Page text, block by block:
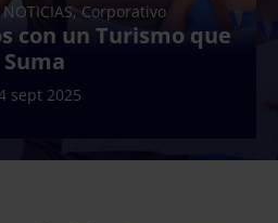
Corporativo
con un Turismo que
Suma
sept 2025